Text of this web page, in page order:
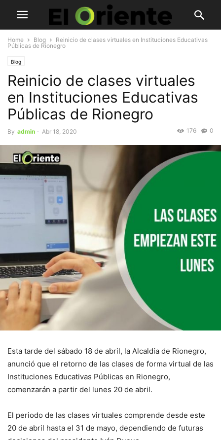
Home Blog
Reinicio de clases virtuales en Instituciones Educativas
Públicas de Rionegro
Blog
Reinicio de clases virtuales
en Instituciones Educativas
Públicas de Rionegro
By admin - Abr 18, 2020 0
176
Esta tarde del sábado 18 de abril, la Alcaldía de Rionegro,
anunció que el retorno de las clases de forma virtual de las
Instituciones Educativas Públicas en Rionegro,
comenzarán a partir del lunes 20 de abril.
El periodo de las clases virtuales comprende desde este
20 de abril hasta el 31 de mayo, dependiendo de futuras